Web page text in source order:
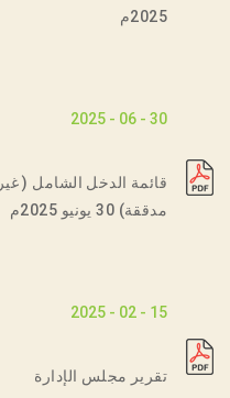
2025م
30 - 06 - 2025
قائمة الدخل الشامل ( غير
مدققة) 30 يونيو 2025م
15 - 02 - 2025
تقرير مجلس الإدارة